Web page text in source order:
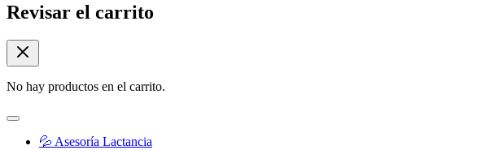
Revisar el carrito
No hay productos en el carrito.
💦 Asesoría Lactancia